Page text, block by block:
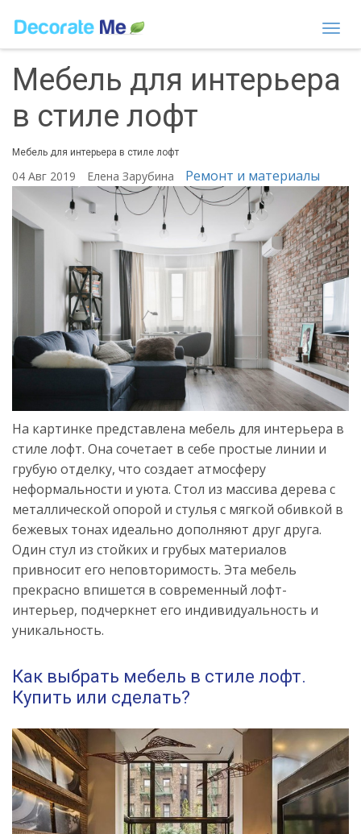
Мебель для интерьера
в стиле лофт
Мебель для интерьера в стиле лофт
04 Авг 2019 Елена Зарубина Ремонт и материалы
На картинке представлена мебель для интерьера в
стиле лофт. Она сочетает в себе простые линии и
грубую отделку, что создает атмосферу
неформальности и уюта. Стол из массива дерева с
металлической опорой и стулья с мягкой обивкой в
бежевых тонах идеально дополняют друг друга.
Один стул из стойких и грубых материалов
привносит его неповторимость. Эта мебель
прекрасно впишется в современный лофт-
интерьер, подчеркнет его индивидуальность и
уникальность.
Как выбрать мебель в стиле лофт.
Купить или сделать?